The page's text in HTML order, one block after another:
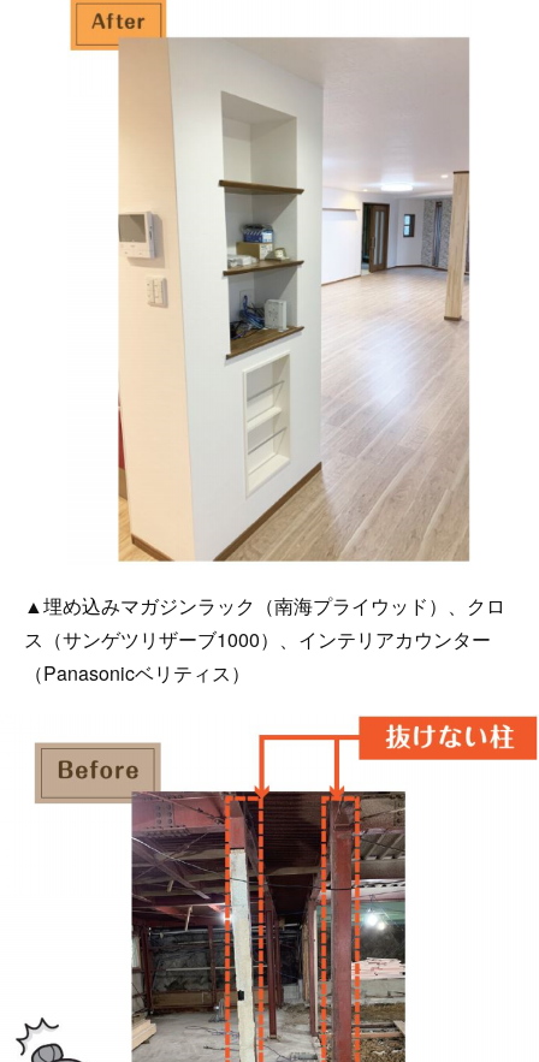
▲埋め込みマガジンラック（南海プライウッド）、クロ
ス（サンゲツリザーブ1000）、インテリアカウンター
（Panasonicベリティス）